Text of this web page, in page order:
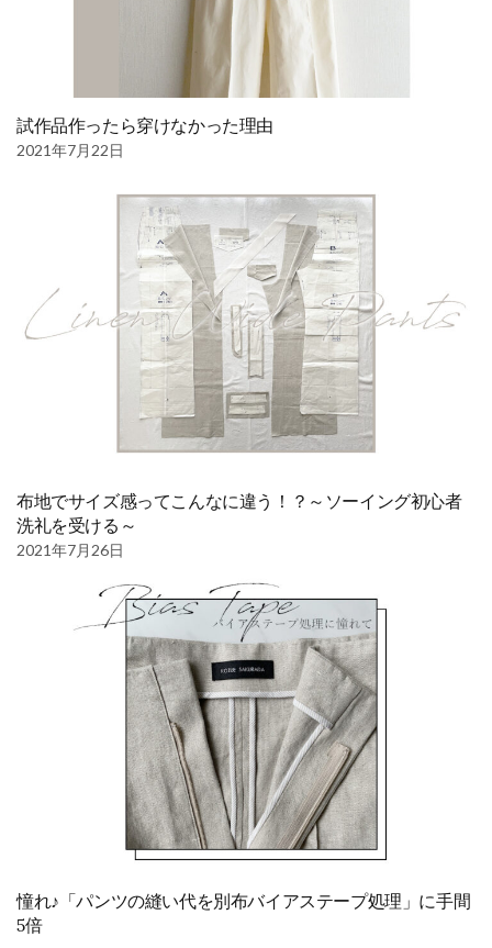
試作品作ったら穿けなかった理由
2021年7月22日
布地でサイズ感ってこんなに違う！？～ソーイング初心者
洗礼を受ける～
2021年7月26日
憧れ♪「パンツの縫い代を別布バイアステープ処理」に手間
5倍